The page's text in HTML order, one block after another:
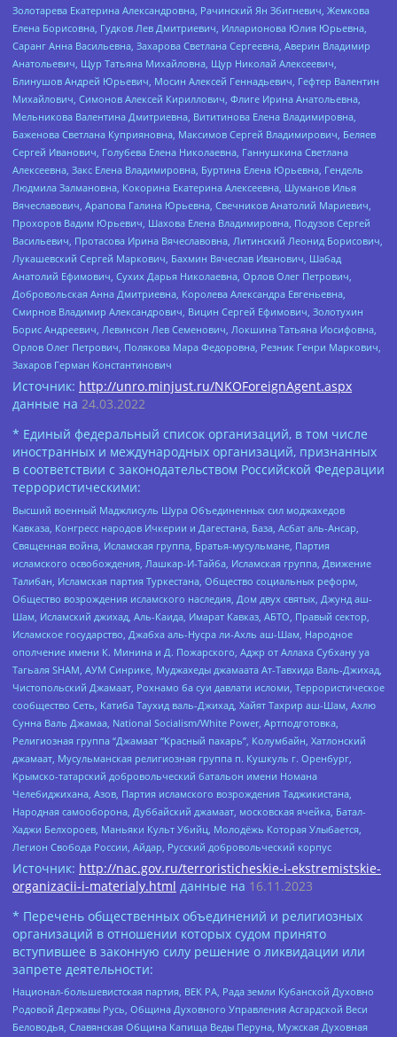
Золотарева Екатерина Александровна, Рачинский Ян Збигневич, Жемкова
Елена Борисовна, Гудков Лев Дмитриевич, Илларионова Юлия Юрьевна,
Саранг Анна Васильевна, Захарова Светлана Сергеевна, Аверин Владимир
Анатольевич, Щур Татьяна Михайловна, Щур Николай Алексеевич,
Блинушов Андрей Юрьевич, Мосин Алексей Геннадьевич, Гефтер Валентин
Михайлович, Симонов Алексей Кириллович, Флиге Ирина Анатольевна,
Мельникова Валентина Дмитриевна, Вититинова Елена Владимировна,
Баженова Светлана Куприяновна, Максимов Сергей Владимирович, Беляев
Сергей Иванович, Голубева Елена Николаевна, Ганнушкина Светлана
Алексеевна, Закс Елена Владимировна, Буртина Елена Юрьевна, Гендель
Людмила Залмановна, Кокорина Екатерина Алексеевна, Шуманов Илья
Вячеславович, Арапова Галина Юрьевна, Свечников Анатолий Мариевич,
Прохоров Вадим Юрьевич, Шахова Елена Владимировна, Подузов Сергей
Васильевич, Протасова Ирина Вячеславовна, Литинский Леонид Борисович,
Лукашевский Сергей Маркович, Бахмин Вячеслав Иванович, Шабад
Анатолий Ефимович, Сухих Дарья Николаевна, Орлов Олег Петрович,
Добровольская Анна Дмитриевна, Королева Александра Евгеньевна,
Смирнов Владимир Александрович, Вицин Сергей Ефимович, Золотухин
Борис Андреевич, Левинсон Лев Семенович, Локшина Татьяна Иосифовна,
Орлов Олег Петрович, Полякова Мара Федоровна, Резник Генри Маркович,
Захаров Герман Константинович
Источник: http://unro.minjust.ru/NKOForeignAgent.aspx
данные на 24.03.2022
* Единый федеральный список организаций, в том числе
иностранных и международных организаций, признанных
в соответствии с законодательством Российской Федерации
террористическими:
Высший военный Маджлисуль Шура Объединенных сил моджахедов
Кавказа, Конгресс народов Ичкерии и Дагестана, База, Асбат аль-Ансар,
Священная война, Исламская группа, Братья-мусульмане, Партия
исламского освобождения, Лашкар-И-Тайба, Исламская группа, Движение
Талибан, Исламская партия Туркестана, Общество социальных реформ,
Общество возрождения исламского наследия, Дом двух святых, Джунд аш-
Шам, Исламский джихад, Аль-Каида, Имарат Кавказ, АБТО, Правый сектор,
Исламское государство, Джабха аль-Нусра ли-Ахль аш-Шам, Народное
ополчение имени К. Минина и Д. Пожарского, Аджр от Аллаха Субхану уа
Тагьаля SHAM, АУМ Синрике, Муджахеды джамаата Ат-Тавхида Валь-Джихад,
Чистопольский Джамаат, Рохнамо ба суи давлати исломи, Террористическое
сообщество Сеть, Катиба Таухид валь-Джихад, Хайят Тахрир аш-Шам, Ахлю
Сунна Валь Джамаа, National Socialism/White Power, Артподготовка,
Религиозная группа “Джамаат “Красный пахарь”, Колумбайн, Хатлонский
джамаат, Мусульманская религиозная группа п. Кушкуль г. Оренбург,
Крымско-татарский добровольческий батальон имени Номана
Челебиджихана, Азов, Партия исламского возрождения Таджикистана,
Народная самооборона, Дуббайский джамаат, московская ячейка, Батал-
Хаджи Белхороев, Маньяки Культ Убийц, Молодёжь Которая Улыбается,
Легион Свобода России, Айдар, Русский добровольческий корпус
Источник: http://nac.gov.ru/terroristicheskie-i-ekstremistskie-
organizacii-i-materialy.html данные на 16.11.2023
* Перечень общественных объединений и религиозных
организаций в отношении которых судом принято
вступившее в законную силу решение о ликвидации или
запрете деятельности:
Национал-большевистская партия, ВЕК РА, Рада земли Кубанской Духовно
Родовой Державы Русь, Община Духовного Управления Асгардской Веси
Беловодья, Славянская Община Капища Веды Перуна, Мужская Духовная